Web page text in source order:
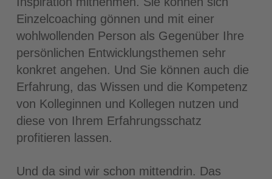
Einzelcoaching gönnen und mit einer
wohlwollenden Person als Gegenüber Ihre
persönlichen Entwicklungsthemen sehr
konkret angehen. Und Sie können auch die
Erfahrung, das Wissen und die Kompetenz
von Kolleginnen und Kollegen nutzen und
diese von Ihrem Erfahrungsschatz
profitieren lassen.
Und da sind wir schon mittendrin. Das